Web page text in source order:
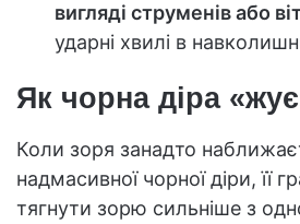
вигляді струменів або
ударні хвилі в
Як чорна діра
Коли зоря занадто
надмасивної чорної діри, її
тягнути зорю сильніше з